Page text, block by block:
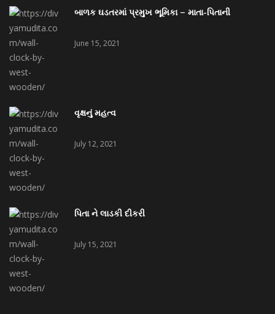
બાળક ઘડતરમાં પ્રમુખ ભૂમિકા – માતા-પિતાની
June 15, 2021
વૃક્ષનું મહત્વ
July 12, 2021
પિતા ને લાડકી દીકરી
July 15, 2021